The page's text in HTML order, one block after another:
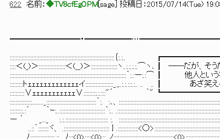
622 名前： ◆TV8cfEgOPM sage ] 投稿日： 2015/07/14(Tue)
━━━━━━━━━・
:::::::::::::::::::::::::::::::::::::::::::::::::::::::::::::::::::::::｛
::::＜(_)＞::::::::::::::::::＜(__)＞::::::::::::::::::ヽ..:.:.:.:.⌒ヽ､ ┃ ──だが
:::::::::::::::::::::::::::::::::::::::::::::::::::::::::::::::::::::::::::::::｀:.:ー:.:⌒ ┃
:::::::::トｪｪｪｪｪｪｪｪｪｪｪｪｪイ:::::::::::::::::::_.,..:.:.:::.:.. .. ..
::::::::::∨ｪｪｪｪｪｪｪｪｪｪｪ∨:::::::::.:.:::"´ ｀"
:::::::::::::::........_::::::::::::::::::::::::::::::::::｀:. :､、
:::::::::.:´ ｀ｰ:..:::::::::::::::::::::::::::::::｀:..
ー ´ _..._ :.:.::::::::::::::::::::::::::::: :.
..::´:::::::ヾ、 .::::::::::::::::::::::::::::::: }